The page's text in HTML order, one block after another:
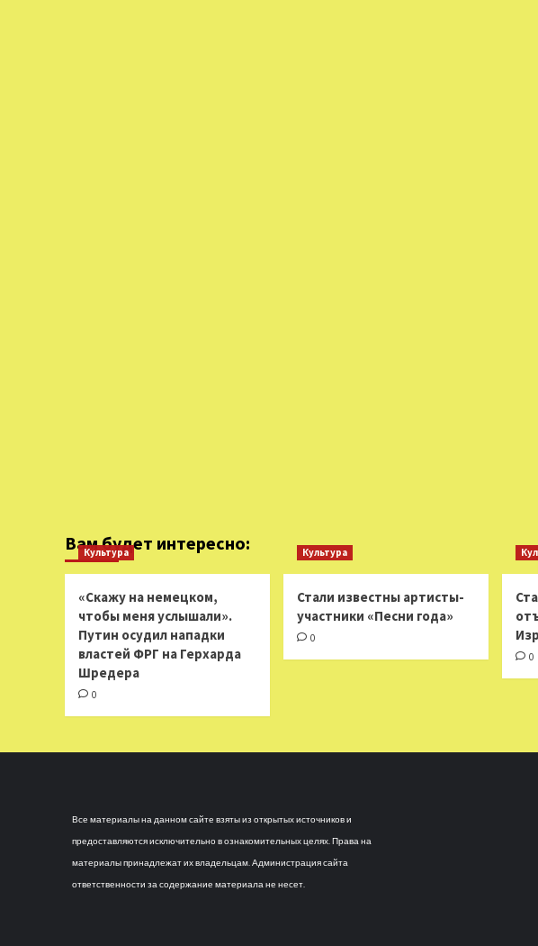
Вам будет интересно:
Культура
«Скажу на немецком,
чтобы меня услышали».
Путин осудил нападки
властей ФРГ на Герхарда
Шредера
0
Культура
Стали известны артисты-
участники «Песни года»
0
0
Все материалы на данном сайте взяты из открытых источников и
предоставляются исключительно в ознакомительных целях. Права на
материалы принадлежат их владельцам. Администрация сайта
ответственности за содержание материала не несет.